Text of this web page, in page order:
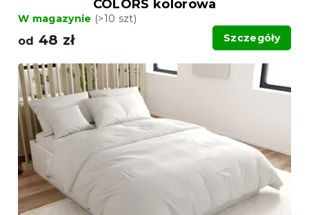
COLORS kolorowa
W magazynie (>10 szt)
od 48 zł Szczegóły